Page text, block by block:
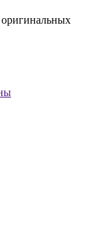
оригинальных